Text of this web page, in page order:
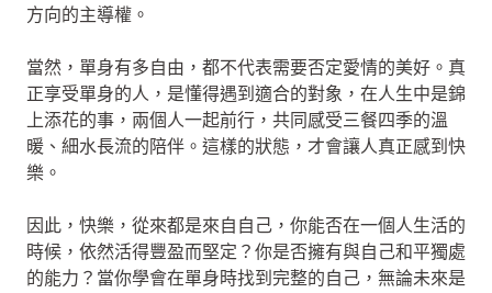
方向的主導權。
當然，單身有多自由，都不代表需要否定愛情的美好。真
正享受單身的人，是懂得遇到適合的對象，在人生中是錦
上添花的事，兩個人一起前行，共同感受三餐四季的溫
暖、細水長流的陪伴。這樣的狀態，才會讓人真正感到快
樂。
因此，快樂，從來都是來自自己，你能否在一個人生活的
時候，依然活得豐盈而堅定？你是否擁有與自己和平獨處
的能力？當你學會在單身時找到完整的自己，無論未來是